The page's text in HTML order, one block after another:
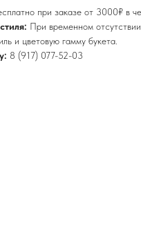
при заказе от 3000₽ в
При временном
и цветовую гамму букета.
8 (917) 077-52-03